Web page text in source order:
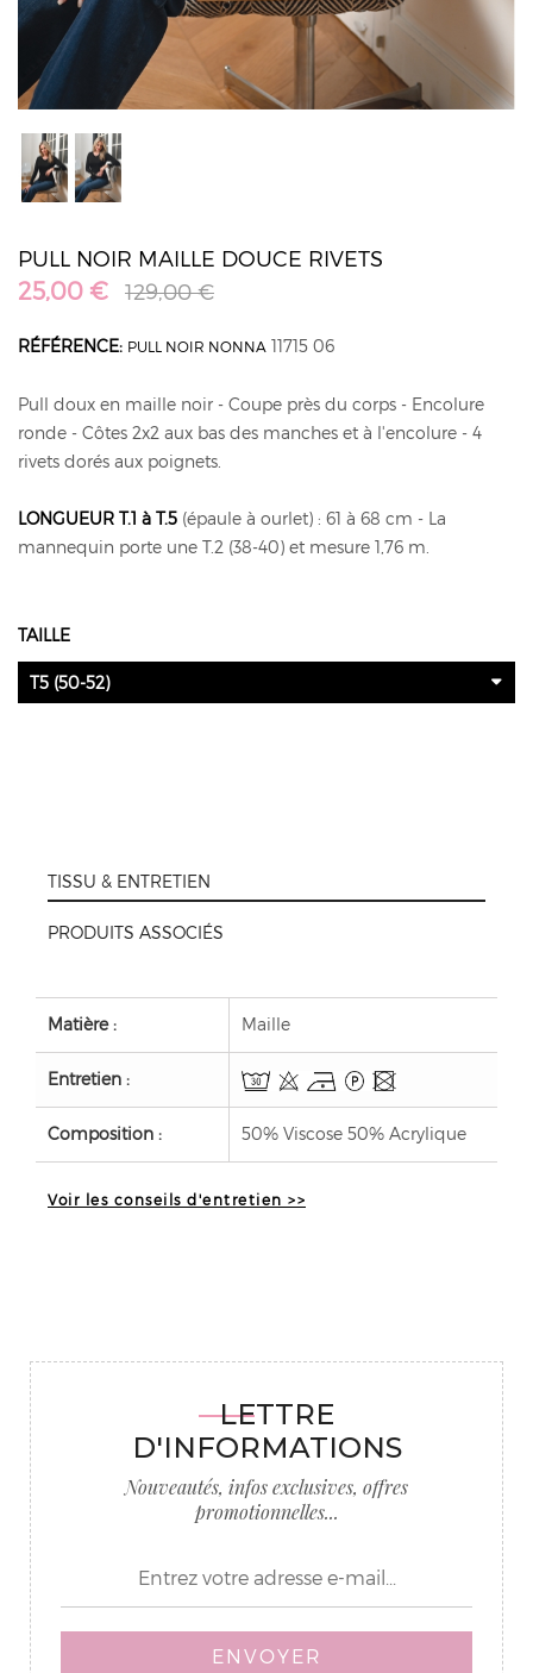
PULL NOIR MAILLE DOUCE RIVETS
25,00 € 129,00 €
RÉFÉRENCE: PULL NOIR NONNA 11715 06
Pull doux en maille noir - Coupe près du corps - Encolure
ronde - Côtes 2x2 aux bas des manches et à l'encolure - 4
rivets dorés aux poignets.
LONGUEUR T.1 à T.5 (épaule à ourlet) : 61 à 68 cm - La
mannequin porte une T.2 (38-40) et mesure 1,76 m.
TAILLE
T5 (50-52)
TISSU & ENTRETIEN
PRODUITS ASSOCIÉS
Matière : Maille
Entretien :
Composition : 50% Viscose 50% Acrylique
Voir les conseils d'entretien >>
LETTRE
D'INFORMATIONS
Nouveautés, infos exclusives, offres
promotionnelles...
ENVOYER